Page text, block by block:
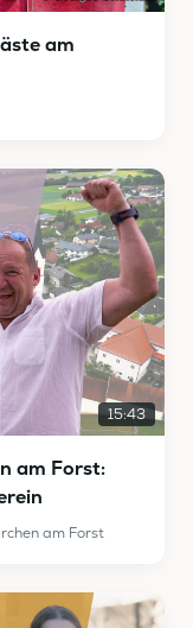
am
15:43
am Forst:
am Forst